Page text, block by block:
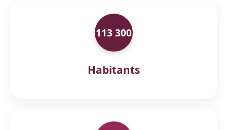
113 300
Habitants